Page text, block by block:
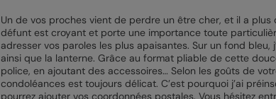
Un de vos proches vient de perdre un être cher, et il a
défunt est croyant et porte une importance toute
adresser vos paroles les plus apaisantes. Sur un fond
ainsi que la lanterne. Grâce au format pliable de cette
police, en ajoutant des accessoires… Selon les goûts de
condoléances est toujours délicat. C’est pourquoi j’ai
pourrez ajouter vos coordonnées postales. Vous hésitez